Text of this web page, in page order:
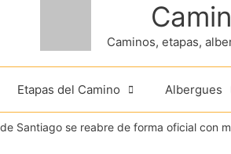
Caminos, etapas,
Etapas del Camino Albergues
de Santiago se reabre de forma oficial con